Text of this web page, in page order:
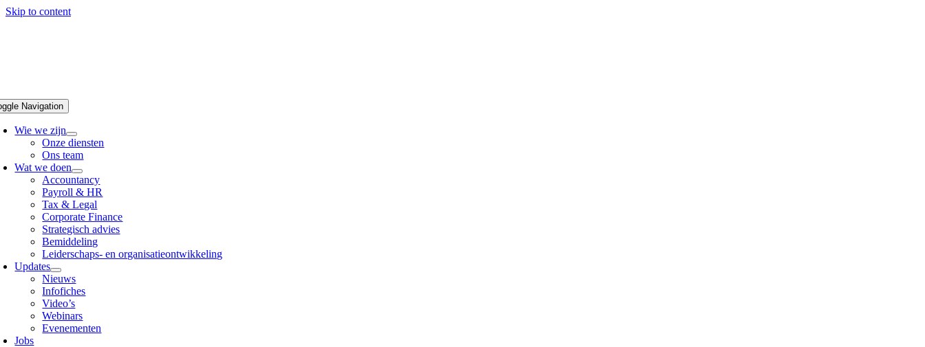
Skip to content
Navigation
Wie we zijn
Onze diensten
Ons team
Wat we doen
Accountancy
Payroll & HR
Tax & Legal
Corporate Finance
Strategisch advies
Bemiddeling
Leiderschaps- en organisatieontwikkeling
Updates
Nieuws
Infofiches
Video’s
Webinars
Evenementen
Jobs